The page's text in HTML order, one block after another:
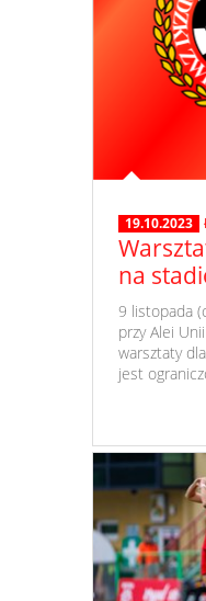
19.10.2023
na
9 listopada
przy Alei
warsztaty
jest